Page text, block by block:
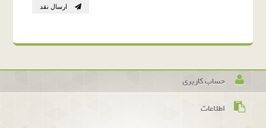
ارسال نقد
حساب کاربری
اطلاعات